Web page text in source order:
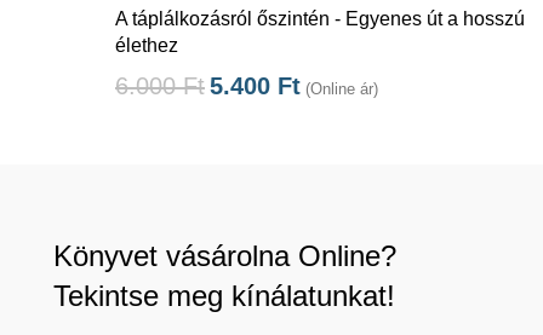
A táplálkozásról őszintén - Egyenes út a hosszú
élethez
6.000Ft5.400 Ft (Online ár)
Könyvet vásárolna Online?
Tekintse meg kínálatunkat!